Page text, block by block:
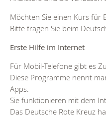
Möchten Sie einen Kurs für
Bitte fragen Sie beim
Erste Hilfe im Internet
Für Mobil-Telefone gibt es
Diese Programme nennt
Apps.
Sie funktionieren mit dem
Das Deutsche Rote Kreuz